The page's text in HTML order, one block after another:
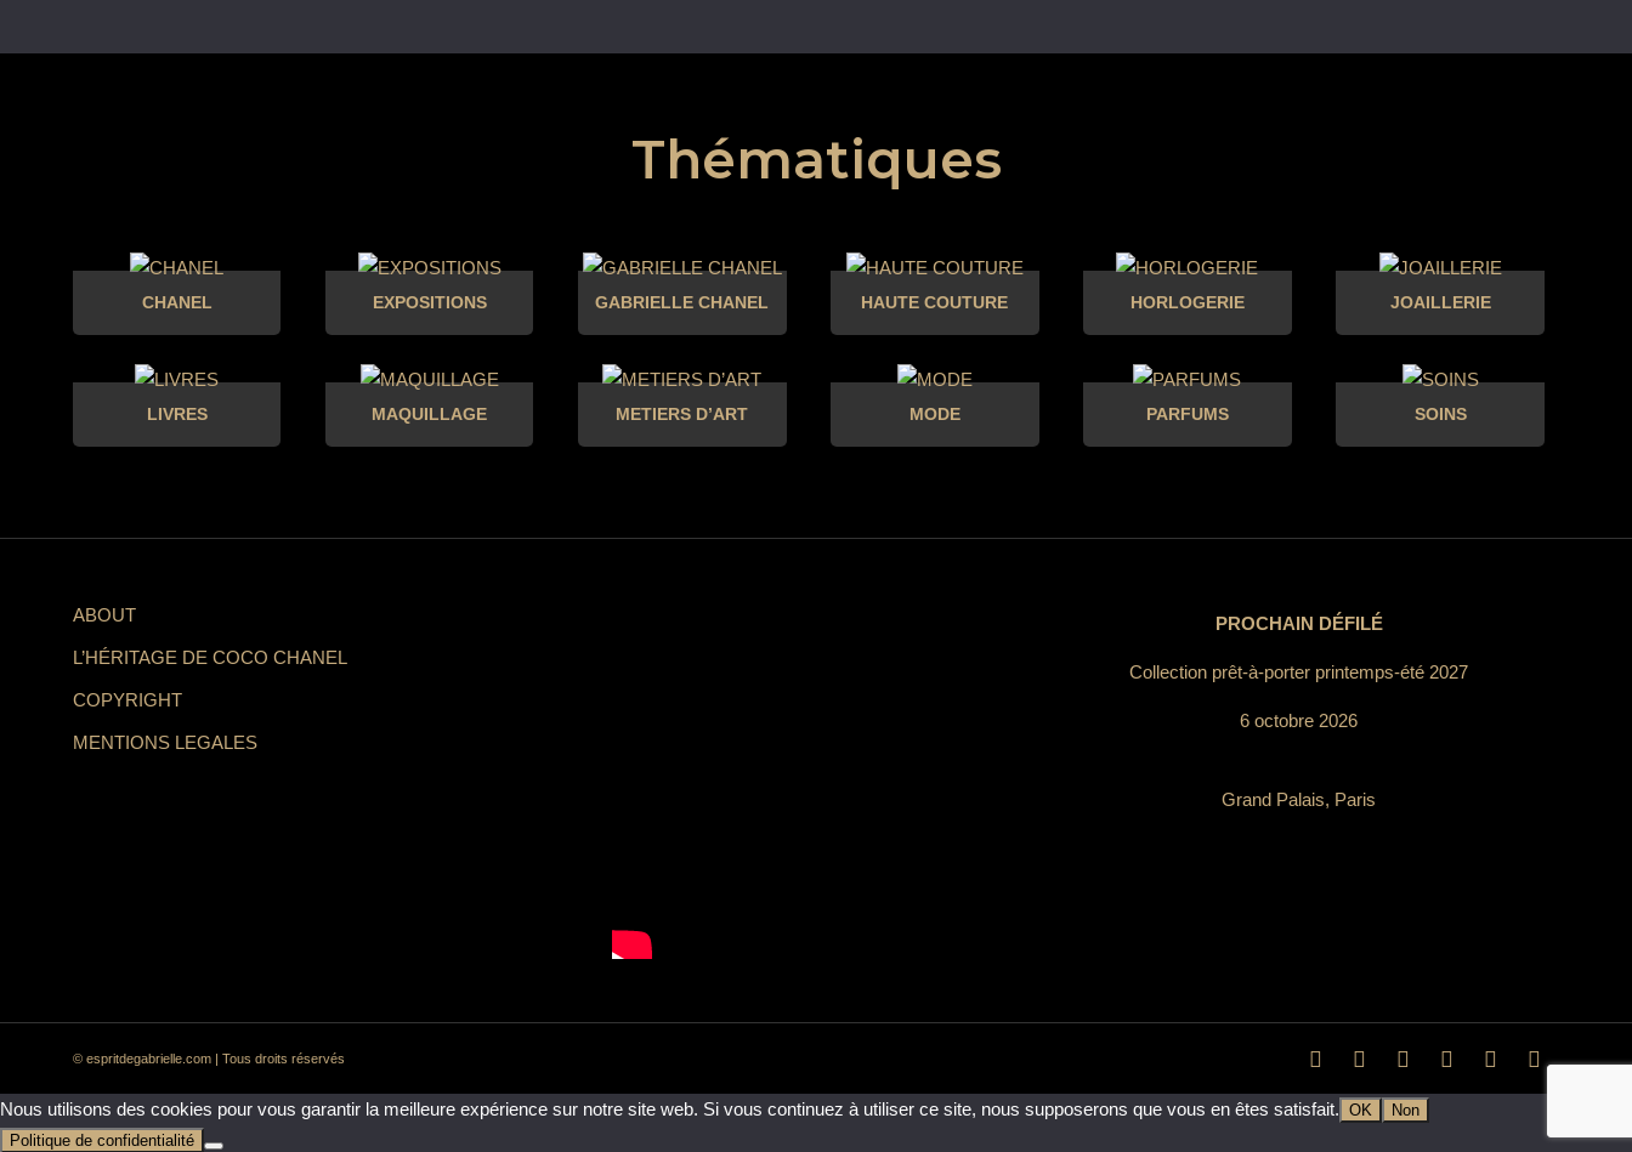
Thématiques
CHANEL EXPOSITIONS GABRIELLE CHANEL HAUTE COUTURE HORLOGERIE JOAILLERIE
LIVRES MAQUILLAGE METIERS D’ART MODE PARFUMS SOINS
ABOUT
L’HÉRITAGE DE COCO CHANEL
COPYRIGHT
MENTIONS LEGALES
PROCHAIN DÉFILÉ
Collection prêt-à-porter printemps-été 2027
6 octobre 2026
Grand Palais, Paris
© espritdegabrielle.com | Tous droits réservés
Nous utilisons des cookies pour vous garantir la meilleure expérience sur notre site web. Si vous continuez à utiliser ce site, nous supposerons que vous en êtes satisfait. OK
Non
Politique de confidentialité